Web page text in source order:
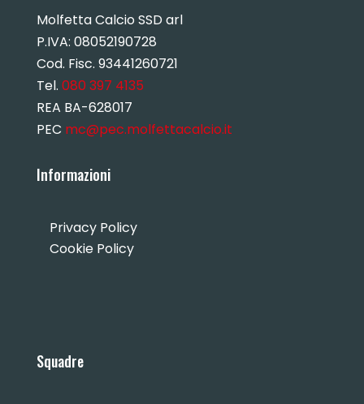
Molfetta Calcio SSD arl
P.IVA: 08052190728
Cod. Fisc. 93441260721
Tel. 080 397 4135
REA BA-628017
PEC mc@pec.molfettacalcio.it
Informazioni
Privacy Policy
Cookie Policy
Squadre